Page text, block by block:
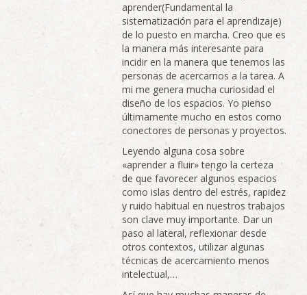
aprender(Fundamental la
sistematización para el aprendizaje)
de lo puesto en marcha. Creo que es
la manera más interesante para
incidir en la manera que tenemos las
personas de acercarnos a la tarea. A
mi me genera mucha curiosidad el
diseño de los espacios. Yo pienso
últimamente mucho en estos como
conectores de personas y proyectos.
Leyendo alguna cosa sobre
«aprender a fluir» tengo la certeza
de que favorecer algunos espacios
como islas dentro del estrés, rapidez
y ruido habitual en nuestros trabajos
son clave muy importante. Dar un
paso al lateral, reflexionar desde
otros contextos, utilizar algunas
técnicas de acercamiento menos
intelectual,…